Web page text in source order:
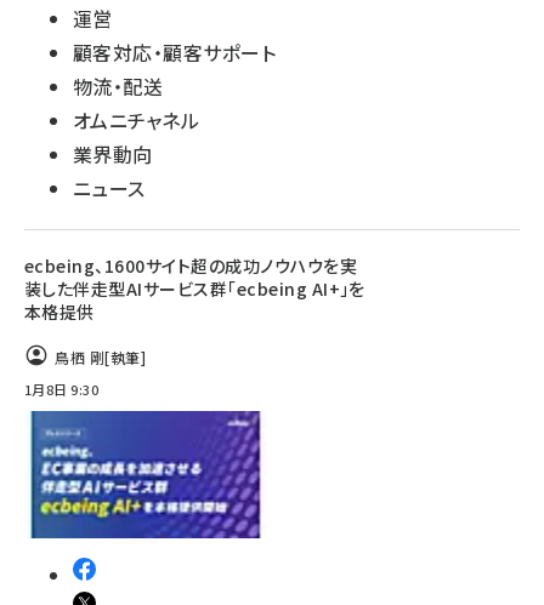
運営
顧客対応・顧客サポート
物流・配送
オムニチャネル
業界動向
ニュース
ecbeing、1600サイト超の成功ノウハウを実
装した伴走型AIサービス群「ecbeing AI+」を
本格提供
鳥栖 剛[執筆]
1月8日 9:30